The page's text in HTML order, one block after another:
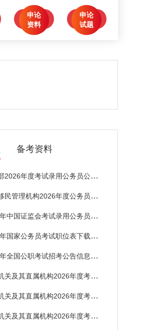
申论
资料
点击领取
申论
试题
点击领取
备考资料
年度考试录用公务员公告（60名）
管理机构2026年度公务员国考招录公
国证监会考试录用公务员公告（347
家公务员考试职位表下载（招录3811
国公职考试招考公告信息汇总（10月
及其直属机构2026年度考试录用公务
及其直属机构2026年度考试录用公务
及其直属机构2026年度考试录用公务